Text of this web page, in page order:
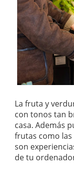
La fruta y
con tonos tan
casa. Además
frutas como
son
de tu